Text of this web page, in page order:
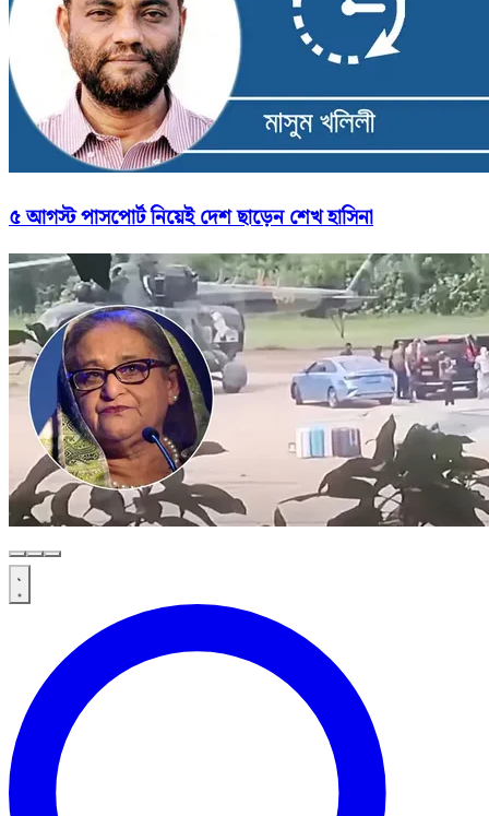
৫ আগস্ট পাসপোর্ট নিয়েই দেশ ছাড়েন শেখ হাসিনা